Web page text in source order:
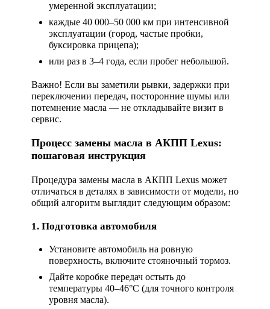
умеренной эксплуатации;
каждые 40 000–50 000 км при интенсивной
эксплуатации (город, частые пробки,
буксировка прицепа);
или раз в 3–4 года, если пробег небольшой.
Важно! Если вы заметили рывки, задержки при
переключении передач, посторонние шумы или
потемнение масла — не откладывайте визит в
сервис.
Процесс замены масла в АКПП Lexus:
пошаговая инструкция
Процедура замены масла в АКПП Lexus может
отличаться в деталях в зависимости от модели, но
общий алгоритм выглядит следующим образом:
1. Подготовка автомобиля
Установите автомобиль на ровную
поверхность, включите стояночный тормоз.
Дайте коробке передач остыть до
температуры 40–46°C (для точного контроля
уровня масла).